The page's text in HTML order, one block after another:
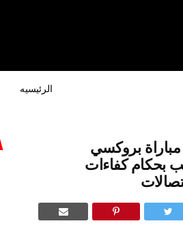
الرئيسيه
بروكسي
بحكام كفاءات